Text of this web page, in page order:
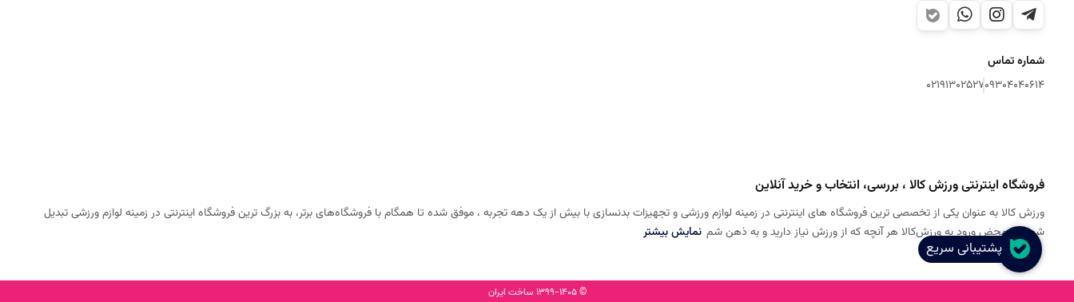
شماره تماس
09304040614
02191302527
فروشگاه اینترنتی ورزش کالا ، بررسی، انتخاب و خرید آنلاین
ورزش کالا به عنوان یکی از تخصصی ترین فروشگاه های اینترنتی در زمینه لوازم ورزشی و تجهیزات بدنسازی با بیش از یک دهه تجربه ، موفق شده تا همگام با فروشگاه‌های برتر، به بزرگ ترین فروشگاه اینترنتی در زمینه لوازم ورزشی تبدیل
شود. به محض ورود به ورزش‌کالا هر آنچه که از ورزش نیاز دارید و به ذهن شم نمایش بیشتر
© 1399-1405 ساخت ایران
پشتیبانی سریع